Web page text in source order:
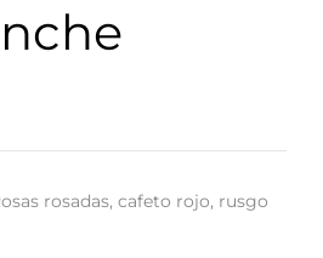
rosadas, cafeto rojo, rusgo